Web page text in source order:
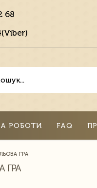
68
РОБОТИ FAQ
ГРА
ГРА